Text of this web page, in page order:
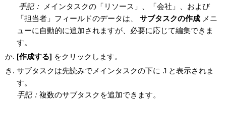
手記： メインタスクの「リソース」、「会社」、および
「担当者」フィールドのデータは、 サブタスクの作成メニ
ューに自動的に追加されますが、必要に応じて編集できま
す。
[作成する] をクリックします。
サブタスクは先読みでメインタスクの下に .1 と表示されま
す。
手記： 複数のサブタスクを追加できます。